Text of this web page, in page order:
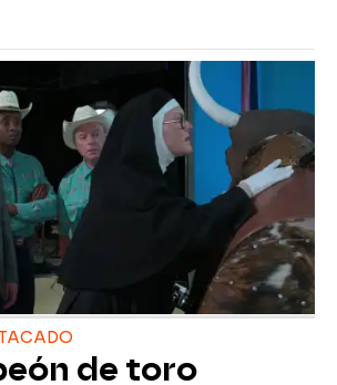
de toro